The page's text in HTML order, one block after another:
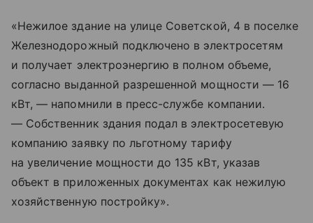
«Нежилое здание на улице Советской, 4 в поселке
Железнодорожный подключено в электросетям
и получает электроэнергию в полном объеме,
согласно выданной разрешенной мощности — 16
кВт, — напомнили в пресс-службе компании.
— Собственник здания подал в электросетевую
компанию заявку по льготному тарифу
на увеличение мощности до 135 кВт, указав
объект в приложенных документах как нежилую
хозяйственную постройку».